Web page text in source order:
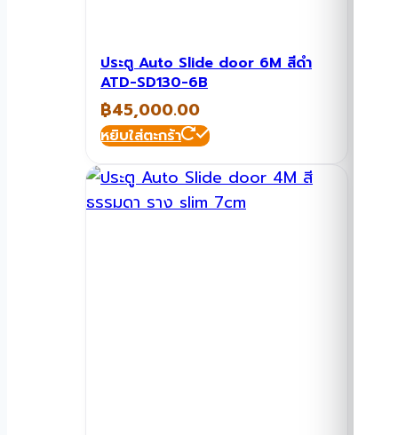
ประตู Auto Slide door 6M สีดำ
ATD-SD130-6B
฿45,000.00
หยิบใส่ตะกร้า